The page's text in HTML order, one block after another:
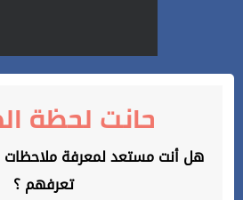
حانت لحظة
هل أنت مستعد لمعرفة ملاحظات
تعرفهم ؟